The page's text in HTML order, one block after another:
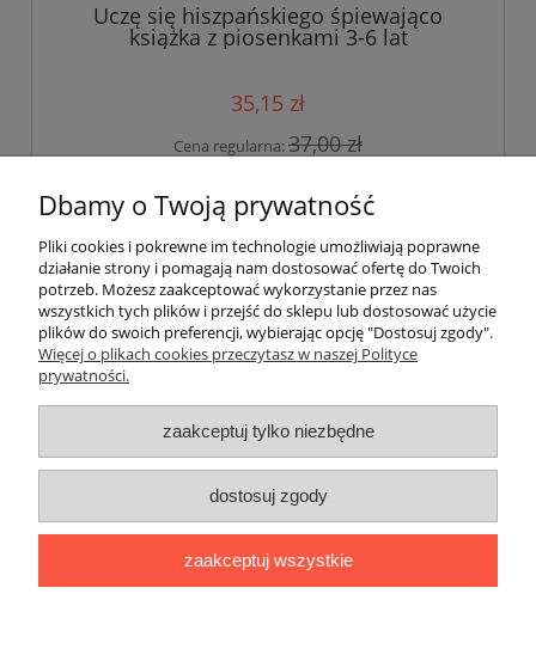
Uczę się hiszpańskiego śpiewająco
książka z piosenkami 3-6 lat
35,15 zł
Cena regularna:37,00 zł
do koszyka
O nas
Płatności i dostawa
Moje konto
"Romanista" Internetowa Księgarnia Językowa 2025
Ul. Bolesława Limanowskiego 102 lok. 45, 91-042 Łódź |
424 186|biuro@romanista.edu.pl
Dbamy o Twoją prywatność
Pliki cookies i pokrewne im technologie umożliwiają poprawne
działanie strony i pomagają nam dostosować ofertę do Twoich
potrzeb. Możesz zaakceptować wykorzystanie przez nas
wszystkich tych plików i przejść do sklepu lub dostosować użycie
plików do swoich preferencji, wybierając opcję "Dostosuj zgody".
Więcej o plikach cookies przeczytasz w naszej Polityce
prywatności.
zaakceptuj tylko niezbędne
dostosuj zgody
zaakceptuj wszystkie